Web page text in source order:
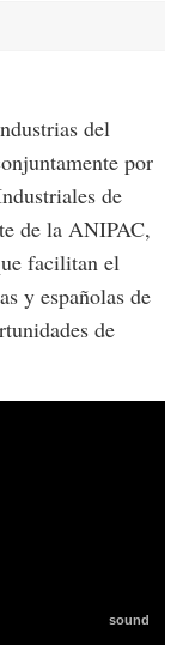
del
por
de
de la ANIPAC,
facilitan el
y españolas de
de